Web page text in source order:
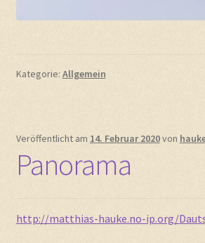
Kategorie: Allgemein
Veröffentlicht am 14. Februar 2020von
Panorama
http://matthias-hauke.no-ip.org/